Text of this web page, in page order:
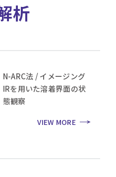
析
N-ARC法 / イメージング
IRを用いた溶着界面の状
態観察
VIEW MORE